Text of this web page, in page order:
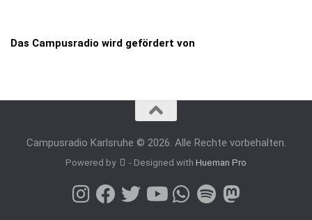
Das Campusradio wird gefördert von
Campusradio Karlsruhe © 2026. Alle Rechte vorbehalten.
Powered by - Designed withHueman Pro